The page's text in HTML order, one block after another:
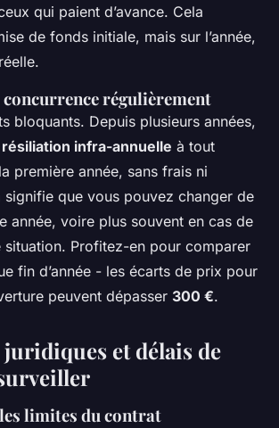
qui paient d’avance. Cela
de fonds initiale, mais sur l’année,
régulièrement
bloquants. Depuis plusieurs années,
résiliation infra-annuelle à tout
première année, sans frais ni
signifie que vous pouvez changer de
année, voire plus souvent en cas de
situation. Profitez-en pour comparer
fin d’année - les écarts de prix pour
peuvent dépasser 300 €.
juridiques et délais de
limites du contrat